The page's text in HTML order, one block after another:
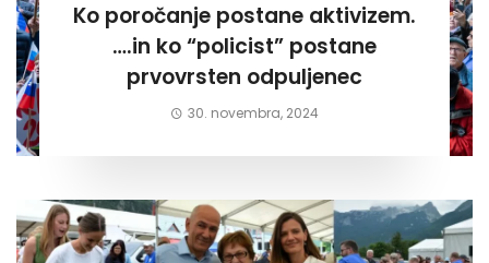
Ko poročanje postane aktivizem.
….in ko “policist” postane
prvovrsten odpuljenec
30. novembra, 2024